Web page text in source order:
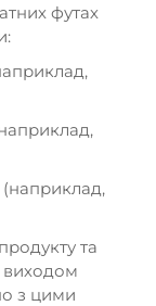
футах
(наприклад,
та
виходом
з цими